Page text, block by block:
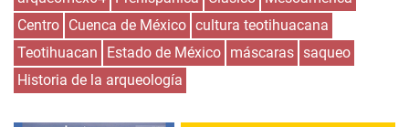
Centro Cuenca de México cultura teotihuacana
Teotihuacan
Estado de México máscaras saqueo
Historia de la arqueología